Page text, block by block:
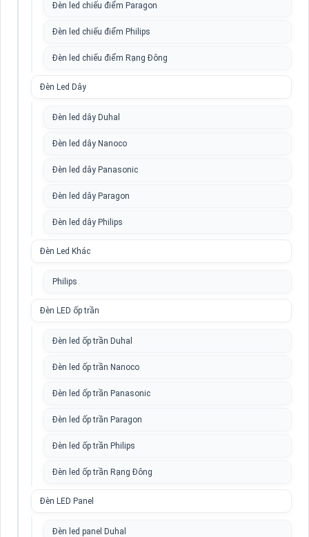
Đèn led chiếu điểm Paragon
Đèn led chiếu điểm Philips
Đèn led chiếu điểm Rạng Đông
Đèn Led Dây
Đèn led dây Duhal
Đèn led dây Nanoco
Đèn led dây Panasonic
Đèn led dây Paragon
Đèn led dây Philips
Đèn Led Khác
Philips
Đèn LED ốp trần
Đèn led ốp trần Duhal
Đèn led ốp trần Nanoco
Đèn led ốp trần Panasonic
Đèn led ốp trần Paragon
Đèn led ốp trần Philips
Đèn led ốp trần Rạng Đông
Đèn LED Panel
Đèn led panel Duhal